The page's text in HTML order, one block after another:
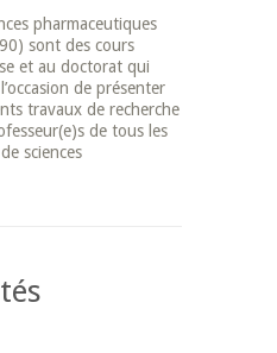
pharmaceutiques
sont des cours
et au doctorat qui
de présenter
travaux de recherche
de tous les
sciences